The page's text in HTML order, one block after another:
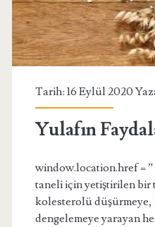
Tarih: 16 Eylül 2020
Yulafın
window.location.href =
taneli için yetiştirilen bir
kolesterolü düşürmeye,
dengelemeye yarayan